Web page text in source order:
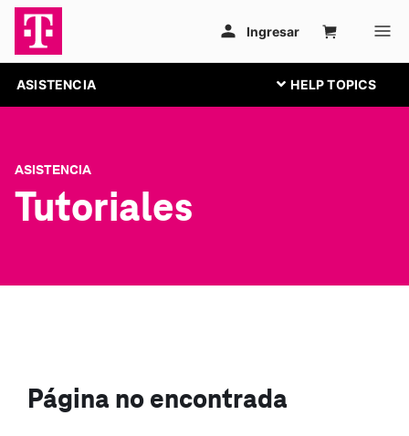
ASISTENCIA
ASISTENCIA
Tutoriales